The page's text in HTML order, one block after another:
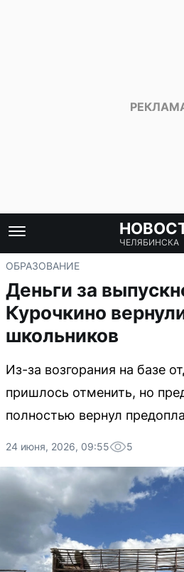
ЧЕЛЯБИНСКА
ОБРАЗОВАНИЕ
Деньги за
Курочкино
школьников
Из-за возгорания на базе
пришлось отменить, но
полностью вернул
24 июня, 2026, 09:55 5